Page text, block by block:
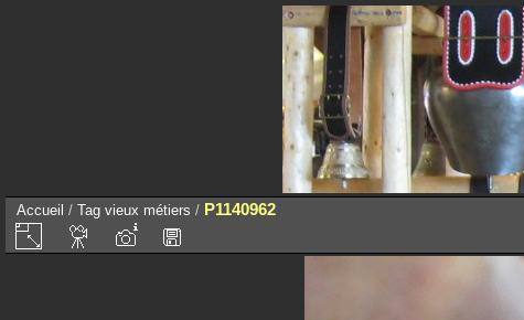
Accueil / Tag vieux métiers / P1140962